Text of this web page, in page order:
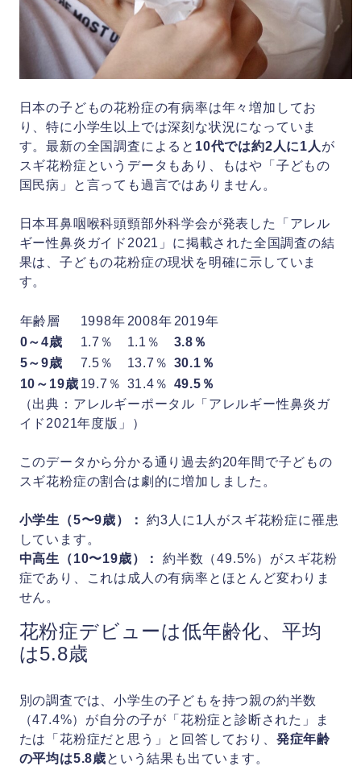
日本の子どもの花粉症の有病率は年々増加してお
り、特に小学生以上では深刻な状況になっていま
す。最新の全国調査によると 10代では約2人に1人 が
スギ花粉症というデータもあり、もはや「子どもの
国民病」と言っても過言ではありません。
日本耳鼻咽喉科頭頸部外科学会が発表した「アレル
ギー性鼻炎ガイド2021」に掲載された全国調査の結
果は、子どもの花粉症の現状を明確に示していま
す。
年齢層 1998年 2008年 2019年
0～4歳
1.7％ 1.1％
3.8％
5～9歳
7.5％ 13.7％ 30.1％
10～19歳 19.7％ 31.4％ 49.5％
（出典：アレルギーポータル「アレルギー性鼻炎ガ
イド2021年度版」）
このデータから分かる通り過去約20年間で子どもの
スギ花粉症の割合は劇的に増加しました。
小学生（5〜9歳）：
約3人に1人がスギ花粉症に罹患
しています。
中高生（10〜19歳）：
約半数（49.5%）がスギ花粉
症であり、これは成人の有病率とほとんど変わりま
せん。
花粉症デビューは低年齢化、平均
は5.8歳
別の調査では、小学生の子どもを持つ親の約半数
（47.4%）が自分の子が「花粉症と診断された」ま
たは「花粉症だと思う」と回答しており、 発症年齢
の平均は5.8歳という結果も出ています。